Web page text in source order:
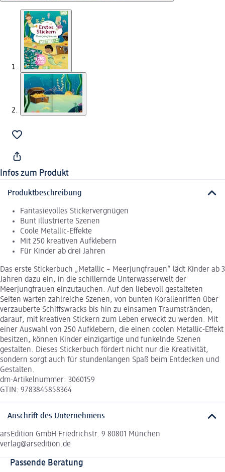
Infos zum Produkt
Produktbeschreibung
Fantasievolles Stickervergnügen
Bunt illustrierte Szenen
Coole Metallic-Effekte
Mit 250 kreativen Aufklebern
Für Kinder ab drei Jahren
Das erste Stickerbuch „Metallic – Meerjungfrauen“ lädt Kinder ab 3
Jahren dazu ein, in die schillernde Unterwasserwelt der
Meerjungfrauen einzutauchen. Auf den liebevoll gestalteten
Seiten warten zahlreiche Szenen, von bunten Korallenriffen über
verzauberte Schiffswracks bis hin zu einsamen Traumstränden,
darauf, mit kreativen Stickern zum Leben erweckt zu werden. Mit
einer Auswahl von 250 Aufklebern, die einen coolen Metallic-Effekt
besitzen, können Kinder einzigartige und funkelnde Szenen
gestalten. Dieses Stickerbuch fördert nicht nur die Kreativität,
sondern sorgt auch für stundenlangen Spaß beim Entdecken und
Gestalten.
dm-Artikelnummer: 3060159
GTIN: 9783845858364
Anschrift des Unternehmens
arsEdition GmbH Friedrichstr. 9 80801 München
verlag@arsedition.de
Passende Beratung